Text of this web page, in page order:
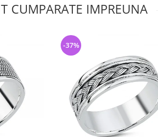
CUMPARATE IMPREUNA
-37%